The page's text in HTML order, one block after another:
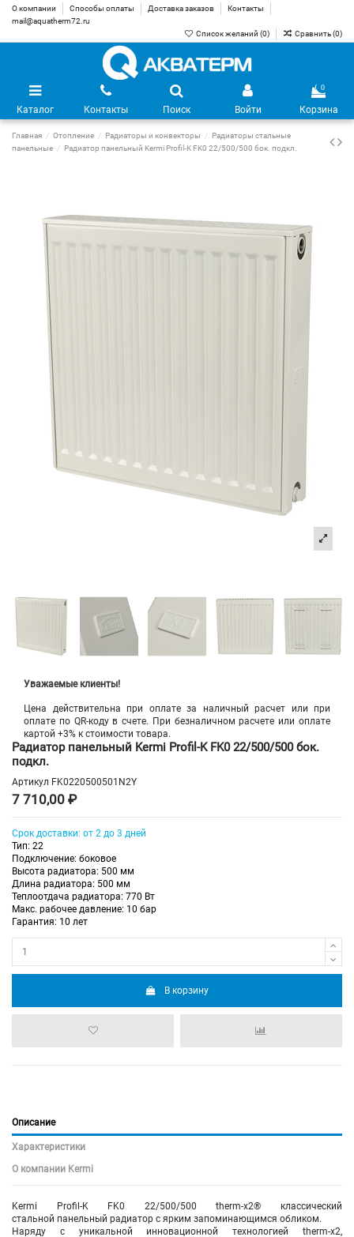
О компании Способы оплаты Доставка заказов
Контакты
mail@aquatherm72.ru
Список желаний (0) Сравнить (0)
Каталог Контакты Поиск Войти
0
Корзина
Главная Отопление Радиаторы и конвекторы
Радиаторы стальные
панельные
Радиатор панельный Kermi Profil-K FK0 22/500/500 бок. подкл.
Уважаемые клиенты!
Цена действительна при оплате за наличный расчет или при
оплате по QR-коду в счете. При безналичном расчете или оплате
картой +3% к стоимости товара.
Радиатор панельный Kermi Profil-K FK0 22/500/500 бок.
подкл.
Артикул FK0220500501N2Y
7 710,00 ₽
Срок доставки: от 2 до 3 дней
Тип: 22
Подключение: боковое
Высота радиатора: 500 мм
Длина радиатора: 500 мм
Теплоотдача радиатора: 770 Вт
Макс. рабочее давление: 10 бар
Гарантия: 10 лет
В корзину
Описание
Характеристики
О компании Kermi
Kermi Profil-K FK0 22/500/500 therm-x2® классический
стальной панельный радиатор с ярким запоминающимся обликом.
Наряду с уникальной инновационной технологией therm-x2,